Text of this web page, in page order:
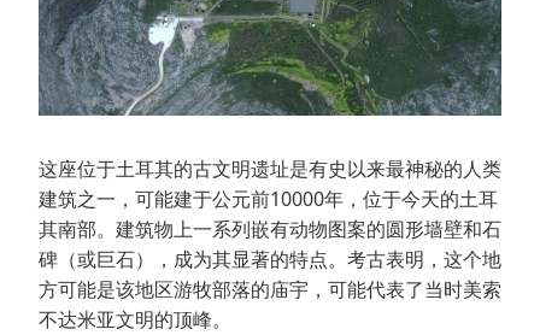
这座位于土耳其的古文明遗址是有史以来最神秘的人类
建筑之一，可能建于公元前10000年，位于今天的土耳
其南部。建筑物上一系列嵌有动物图案的圆形墙壁和石
碑（或巨石），成为其显著的特点。考古表明，这个地
方可能是该地区游牧部落的庙宇，可能代表了当时美索
不达米亚文明的顶峰。